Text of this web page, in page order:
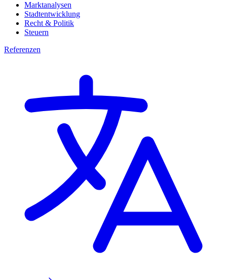
Marktanalysen
Stadtentwicklung
Recht & Politik
Steuern
Referenzen